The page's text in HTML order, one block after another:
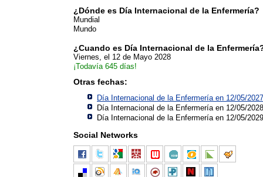
¿Dónde es Día Internacional de la Enfermería?
Mundial
Mundo
¿Cuando es Día Internacional de la
Viernes, el 12 de Mayo 2028
¡Todavía 645 días!
Otras fechas:
Día Internacional de la Enfermería en 12/05/2027
Día Internacional de la Enfermería en 12/05/2028
Día Internacional de la Enfermería en 12/05/2029
Social Networks